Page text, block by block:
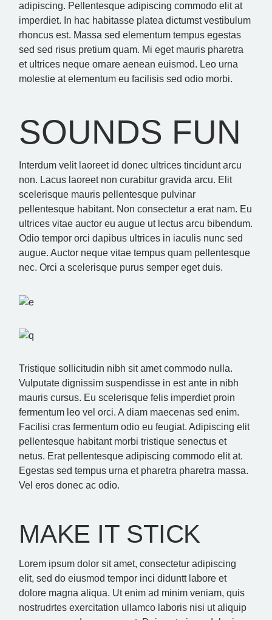
adipiscing. Pellentesque adipiscing commodo elit at
imperdiet. In hac habitasse platea dictumst vestibulum
rhoncus est. Massa sed elementum tempus egestas
sed sed risus pretium quam. Mi eget mauris pharetra
et ultrices neque ornare aenean euismod. Leo urna
molestie at elementum eu facilisis sed odio morbi.
SOUNDS FUN
Interdum velit laoreet id donec ultrices tincidunt arcu
non. Lacus laoreet non curabitur gravida arcu. Elit
scelerisque mauris pellentesque pulvinar
pellentesque habitant. Non consectetur a erat nam. Eu
ultrices vitae auctor eu augue ut lectus arcu bibendum.
Odio tempor orci dapibus ultrices in iaculis nunc sed
augue. Auctor neque vitae tempus quam pellentesque
nec. Orci a scelerisque purus semper eget duis.
Tristique sollicitudin nibh sit amet commodo nulla.
Vulputate dignissim suspendisse in est ante in nibh
mauris cursus. Eu scelerisque felis imperdiet proin
fermentum leo vel orci. A diam maecenas sed enim.
Facilisi cras fermentum odio eu feugiat. Adipiscing elit
pellentesque habitant morbi tristique senectus et
netus. Erat pellentesque adipiscing commodo elit at.
Egestas sed tempus urna et pharetra pharetra massa.
Vel eros donec ac odio.
MAKE IT STICK
Lorem ipsum dolor sit amet, consectetur adipiscing
elit, sed do eiusmod tempor inci diduntt labore et
dolore magna aliqua. Ut enim ad minim veniam, quis
nostrudrtes exercitation ullamco laboris nisi ut aliquip